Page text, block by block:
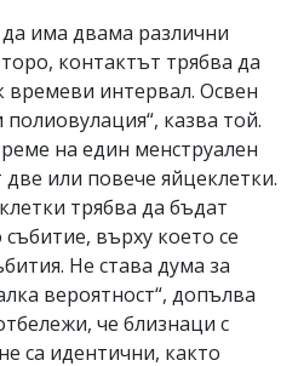
има двама различни
контактът трябва да
времеви интервал. Освен
казва той.
на един менструален
или повече яйцеклетки.
трябва да бъдат
върху което се
Не става дума за
вероятност“, допълва
че близнаци с
са идентични, както